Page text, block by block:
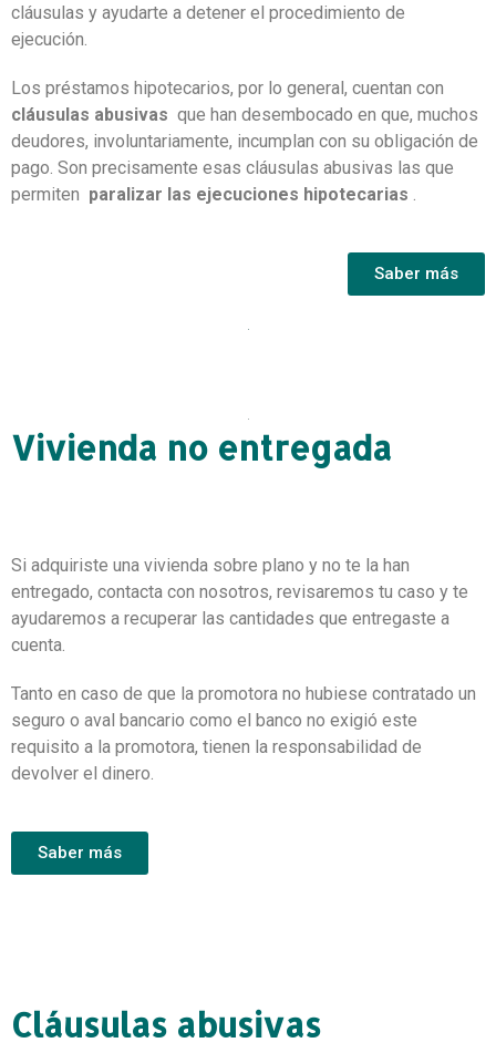
cláusulas y ayudarte a detener el procedimiento de
ejecución.
Los préstamos hipotecarios, por lo general, cuentan con
cláusulas abusivas que han desembocado en que, muchos
deudores, involuntariamente, incumplan con su obligación de
pago. Son precisamente esas cláusulas abusivas las que
permiten paralizar las ejecuciones hipotecarias
Saber más
Vivienda no entregada
Si adquiriste una vivienda sobre plano y no te la han
entregado, contacta con nosotros, revisaremos tu caso y te
ayudaremos a recuperar las cantidades que entregaste a
cuenta.
Tanto en caso de que la promotora no hubiese contratado un
seguro o aval bancario como el banco no exigió este
requisito a la promotora, tienen la responsabilidad de
devolver el dinero.
Saber más
Cláusulas abusivas